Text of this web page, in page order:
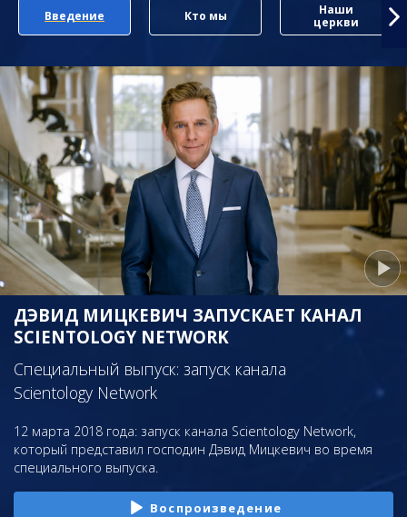
Введение Кто мы
Наши
церкви
ДЭВИД МИЦКЕВИЧ ЗАПУСКАЕТ КАНАЛ
SCIENTOLOGY NETWORK
Специальный выпуск: запуск канала
Scientology Network
12 марта 2018 года: запуск канала Scientology Network,
который представил господин Дэвид Мицкевич во время
специального выпуска.
Воспроизведение